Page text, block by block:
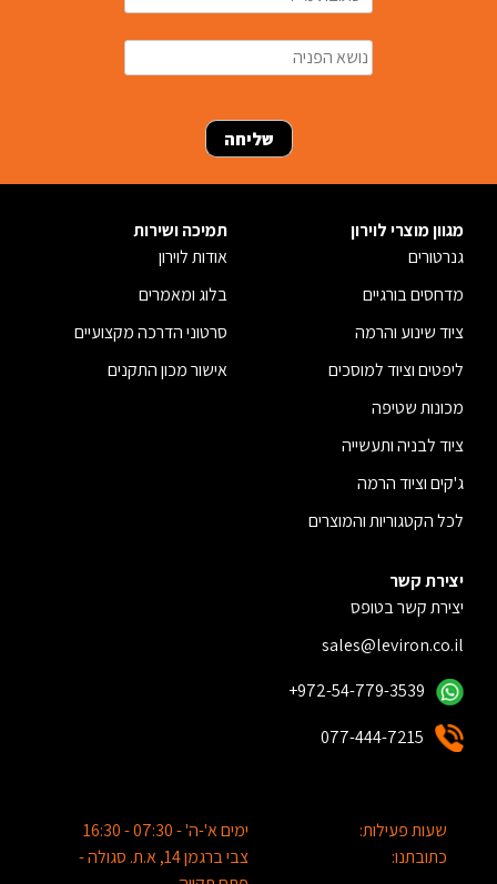
מגוון מוצרי לוירון
גנרטורים
מדחסים בורגיים
ציוד שינוע והרמה
ליפטים וציוד למוסכים
מכונות שטיפה
ציוד לבניה ותעשייה
ג'קים וציוד הרמה
לכל הקטגוריות והמוצרים
תמיכה ושירות
אודות לוירון
בלוג ומאמרים
סרטוני הדרכה מקצועיים
אישור מכון התקנים
יצירת קשר
יצירת קשר בטופס
sales@leviron.co.il
+972-54-779-3539
077-444-7215
שעות פעילות:
ימים א'-ה' - 07:30 - 16:30
כתובתנו:
צבי ברגמן 14, א.ת. סגולה -